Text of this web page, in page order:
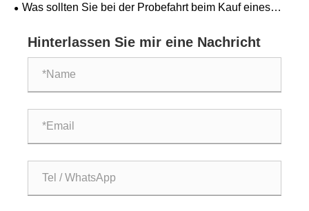
Was sollten Sie bei der Probefahrt beim Kauf eines
Hinterlassen Sie mir eine Nachricht